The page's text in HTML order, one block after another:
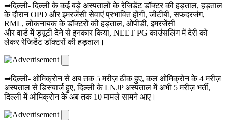
➡दिल्ली- दिल्ली के कई बड़े अस्पतालों के रेजिडेंट डॉक्टर की हड़ताल, हड़ताल
के दौरान OPD और इमरजेंसी सेवाएं प्रभावित होंगी, जीटीबी, सफदरजंग,
RML, लोकनायक के डॉक्टरों की हड़ताल, ओपीडी, इमरजेंसी
और वार्ड में ड्यूटी देने से इनकार किया, NEET PG काउंसलिंग में देरी को
लेकर रेजिडेंट डॉक्टरों की हड़ताल।
➡दिल्ली- ओमिक्रोन से अब तक 5 मरीज़ ठीक हुए, कल ओमिक्रोन के 4 मरीज़
अस्पताल से डिस्चार्ज हुए, दिल्ली के LNJP अस्पताल में अभी 5 मरीज़ भर्ती,
दिल्ली में ओमिक्रोन के अब तक 10 मामले सामने आए।